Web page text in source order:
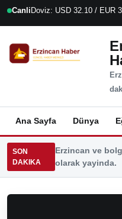
Canli Doviz: USD 32.10 / EUR
Ana Sayfa Dünya
SON
DAKIKA
Erzincan ve
olarak yayinda.